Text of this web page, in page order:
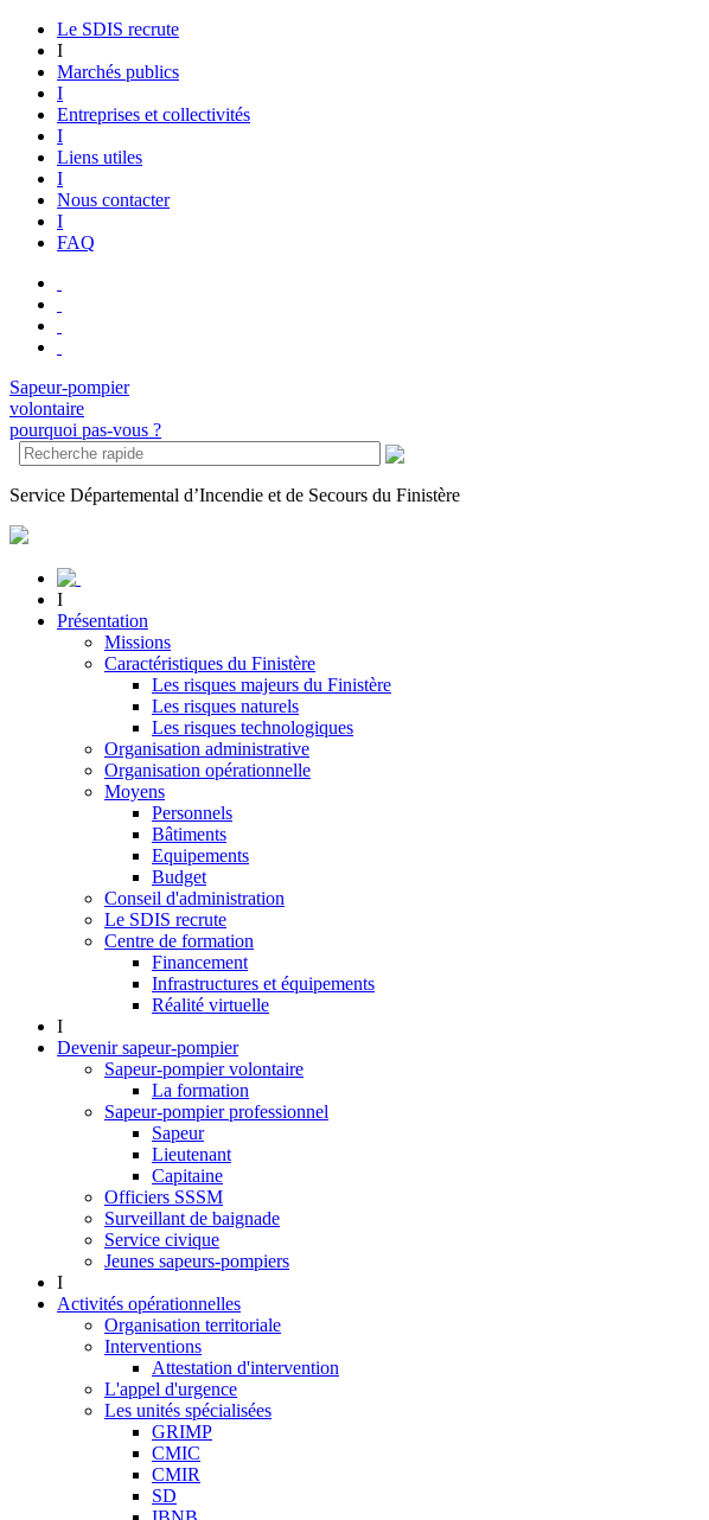
Le SDIS recrute
I
Marchés publics
I
Entreprises et collectivités
I
Liens utiles
I
Nous contacter
I
FAQ
Sapeur-pompier
volontaire
pourquoi pas-vous ?
Service Départemental d’Incendie et de Secours du Finistère
I
Présentation
Missions
Caractéristiques du Finistère
Les risques majeurs du Finistère
Les risques naturels
Les risques technologiques
Organisation administrative
Organisation opérationnelle
Moyens
Personnels
Bâtiments
Equipements
Budget
Conseil d'administration
Le SDIS recrute
Centre de formation
Financement
Infrastructures et équipements
Réalité virtuelle
I
Devenir sapeur-pompier
Sapeur-pompier volontaire
La formation
Sapeur-pompier professionnel
Sapeur
Lieutenant
Capitaine
Officiers SSSM
Surveillant de baignade
Service civique
Jeunes sapeurs-pompiers
I
Activités opérationnelles
Organisation territoriale
Interventions
Attestation d'intervention
L'appel d'urgence
Les unités spécialisées
GRIMP
CMIC
CMIR
SD